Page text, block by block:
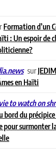
Formation d’un
: Un espoir de
sur
en Haïti
to watch on
du précipice
surmonter